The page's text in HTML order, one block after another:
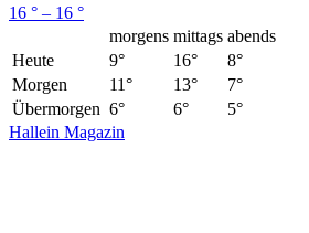
16 ° – 16 °
morgens mittags abends
Heute
9° 16°
8°
Morgen
11° 13°
7°
Übermorgen 6° 6°
5°
Hallein Magazin